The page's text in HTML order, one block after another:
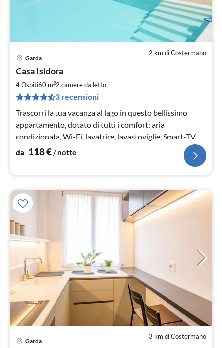
2 km di Costermano
Garda
Casa Isidora
4 Ospiti60 m22 camere da letto
3 recensioni
Trascorri la tua vacanza al lago in questo bellissimo
appartamento, dotato di tutti i comfort: aria
condizionata, Wi-Fi, lavatrice, lavastoviglie, Smart-TV.
da 118€/ notte
3 km di Costermano
Garda